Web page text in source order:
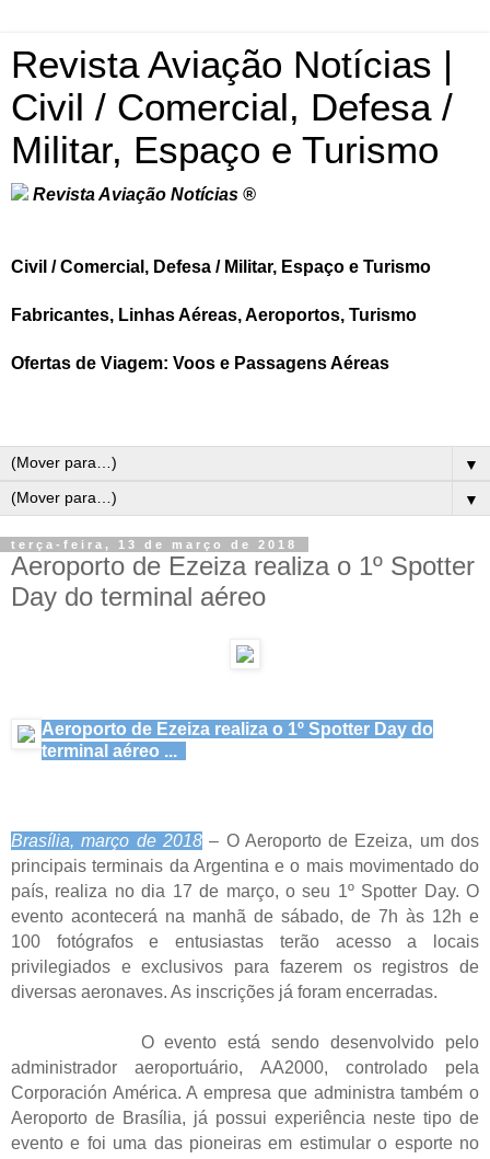
Revista Aviação Notícias |
Civil / Comercial, Defesa /
Militar, Espaço e Turismo
Revista Aviação Notícias ®
Civil / Comercial, Defesa / Militar, Espaço e Turismo
Fabricantes, Linhas Aéreas, Aeroportos, Turismo
Ofertas de Viagem: Voos e Passagens Aéreas
▼
▼
terça-feira, 13 de março de 2018
Aeroporto de Ezeiza realiza o 1º Spotter
Day do terminal aéreo
Aeroporto de Ezeiza realiza o 1º Spotter Day do
terminal aéreo ...
Brasília, março de 2018– O Aeroporto de Ezeiza, um dos
principais terminais da Argentina e o mais movimentado do
país, realiza no dia 17 de março, o seu 1º Spotter Day. O
evento acontecerá na manhã de sábado, de 7h às 12h e
100 fotógrafos e entusiastas terão acesso a locais
privilegiados e exclusivos para fazerem os registros de
diversas aeronaves. As inscrições já foram encerradas.
O evento está sendo desenvolvido pelo
administrador aeroportuário, AA2000, controlado pela
Corporación América. A empresa que administra também o
Aeroporto de Brasília, já possui experiência neste tipo de
evento e foi uma das pioneiras em estimular o esporte no